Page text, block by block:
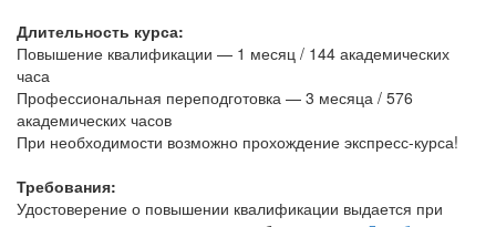
Длительность курса:
Повышение квалификации — 1 месяц / 144 академических
часа
Профессиональная переподготовка — 3 месяца / 576
академических часов
При необходимости возможно прохождение экспресс-курса!
Требования:
Удостоверение о повышении квалификации выдается при